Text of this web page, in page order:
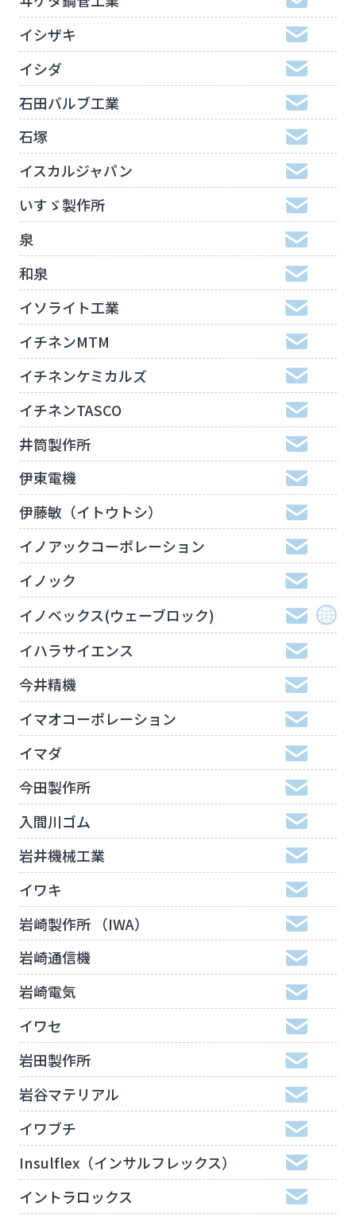
イシザキ
イシダ
石田バルブ工業
石塚
イスカルジャパン
いすゞ製作所
泉
和泉
イソライト工業
イチネンMTM
イチネンケミカルズ
イチネンTASCO
井筒製作所
伊東電機
伊藤敏（イトウトシ）
イノアックコーポレーション
イノック
イノベックス(ウェーブロック)
イハラサイエンス
今井精機
イマオコーポレーション
イマダ
今田製作所
入間川ゴム
岩井機械工業
イワキ
岩崎製作所 （IWA）
岩崎通信機
岩崎電気
イワセ
岩田製作所
岩谷マテリアル
イワブチ
Insulflex（インサルフレックス）
イントラロックス